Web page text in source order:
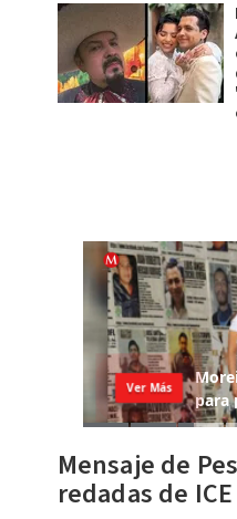
Mensaje de
redadas de ICE